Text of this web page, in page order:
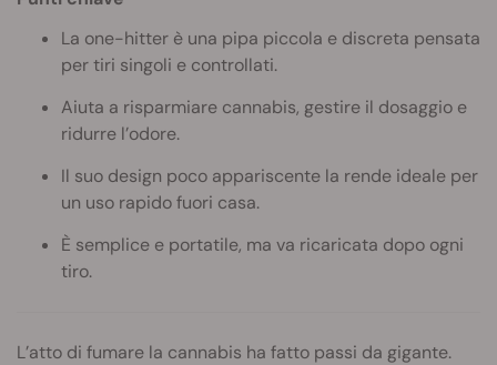
La one-hitter è una pipa piccola e discreta pensata
per tiri singoli e controllati.
Aiuta a risparmiare cannabis, gestire il dosaggio e
ridurre l’odore.
Il suo design poco appariscente la rende ideale per
un uso rapido fuori casa.
È semplice e portatile, ma va ricaricata dopo ogni
tiro.
L’atto di fumare la cannabis ha fatto passi da gigante.